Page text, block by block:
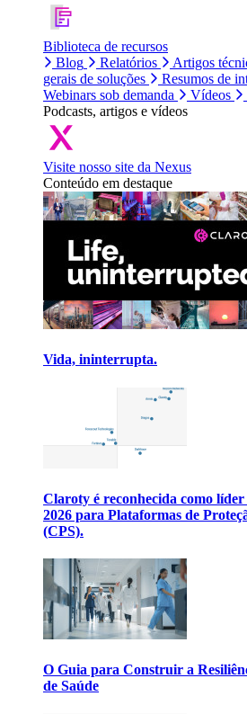
Biblioteca de recursos
Blog
Relatórios Artigos
gerais de soluções
Resumos de
Webinars sob demanda
Vídeos
Podcasts, artigos e vídeos
Visite nosso site da Nexus
Conteúdo em destaque
Vida, ininterrupta.
Claroty é reconhecida como
2026 para Plataformas de
(CPS).
O Guia para Construir a
de Saúde